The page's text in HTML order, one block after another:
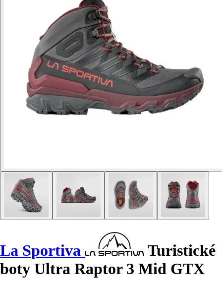
La Sportiva
Turistické
boty Ultra Raptor 3 Mid GTX